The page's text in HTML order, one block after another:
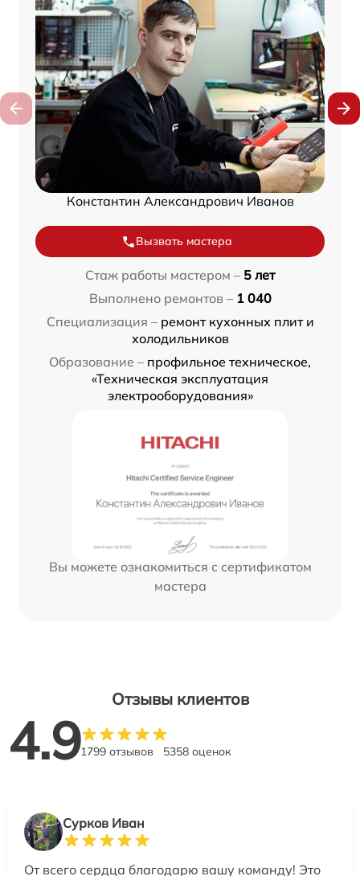
Константин Александрович Иванов
Вызвать мастера
Стаж работы мастером – 5 лет
Выполнено ремонтов – 1 040
Специализация – ремонт кухонных плит и
холодильников
Образование – профильное техническое,
«Техническая эксплуатация
электрооборудования»
Вы можете ознакомиться с сертификатом
мастера
Отзывы клиентов
4.91799 отзывов 5358 оценок
Сурков Иван
От всего сердца благодарю вашу команду! Это